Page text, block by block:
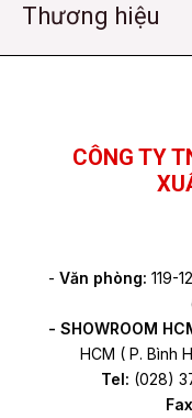
Thương hiệu
CÔNG TY
- Văn phòng: 119-
- SHOWROOM
HCM ( P. Bình
Tel: (028)